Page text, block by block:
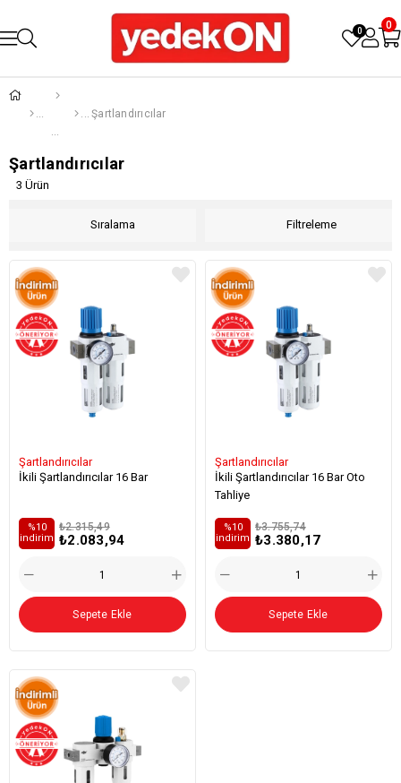
0 0
Şartlandırıcılar
Şartlandırıcılar
Filtreleme
Sıralama
3 Ürün
Şartlandırıcılar
İkili Şartlandırıcılar 16 Bar
₺2.083,94
₺2.315,49
%10
i̇ndirim
Sepete Ekle
Şartlandırıcılar
İkili Şartlandırıcılar 16 Bar Oto
Tahliye
₺3.380,17
₺3.755,74
%10
i̇ndirim
Sepete Ekle